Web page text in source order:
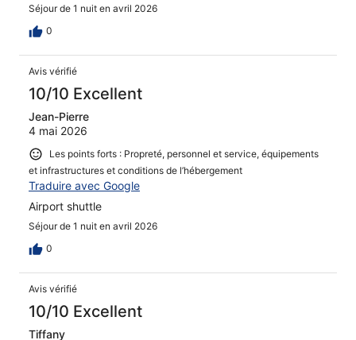
Séjour de 1 nuit en avril 2026
0
Avis vérifié
10/10 Excellent
Jean-Pierre
4 mai 2026
Les points forts : Propreté, personnel et service, équipements
et infrastructures et conditions de l’hébergement
Traduire avec Google
Airport shuttle
Séjour de 1 nuit en avril 2026
0
Avis vérifié
10/10 Excellent
Tiffany